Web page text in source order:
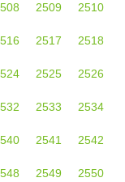
2509 2510
2517 2518
2525 2526
2533 2534
2541 2542
2549 2550